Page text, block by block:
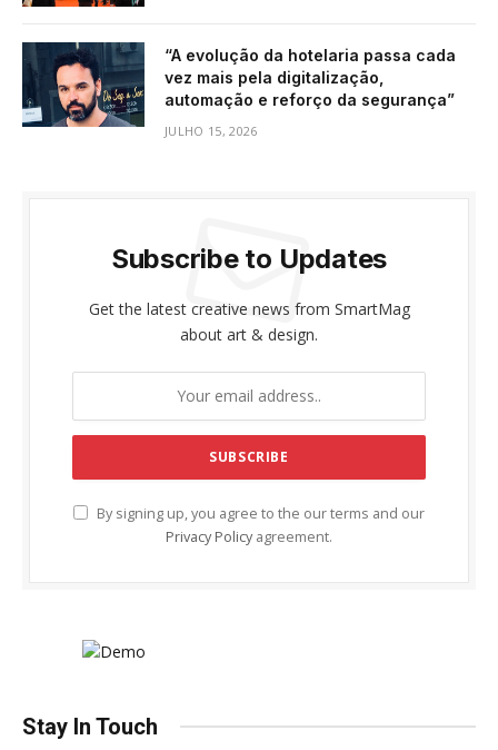
“A evolução da hotelaria passa cada
vez mais pela digitalização,
automação e reforço da segurança”
JULHO 15, 2026
Subscribe to Updates
Get the latest creative news from SmartMag
about art & design.
By signing up, you agree to the our terms and our
Privacy Policy agreement.
Stay In Touch